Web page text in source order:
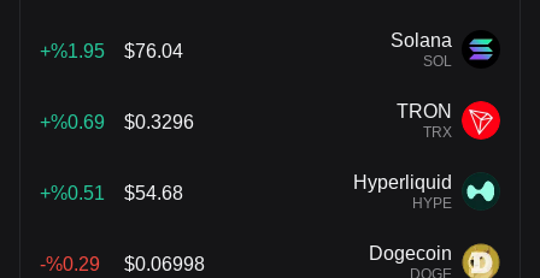
Solana
SOL
$76.04
%1.95+
TRON
TRX
$0.3296
%0.69+
Hyperliquid
HYPE
$54.68
%0.51+
Dogecoin
DOGE
$0.06998
%0.29-